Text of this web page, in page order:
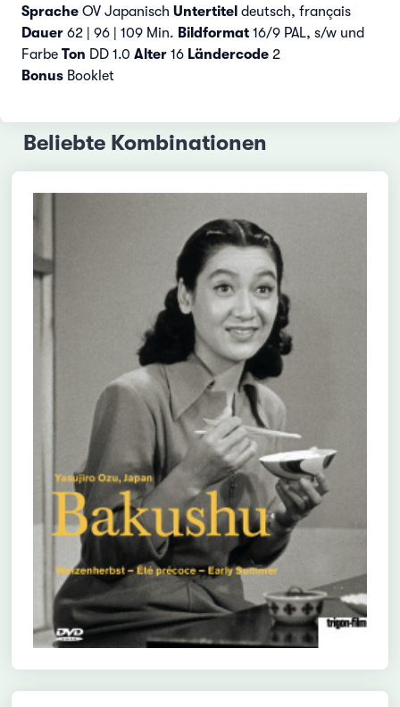
Sprache OV Japanisch Untertitel deutsch, français
Dauer 62 | 96 | 109 Min. Bildformat 16/9 PAL, s/w und
Farbe Ton DD 1.0 Alter 16 Ländercode 2
Bonus Booklet
Beliebte Kombinationen